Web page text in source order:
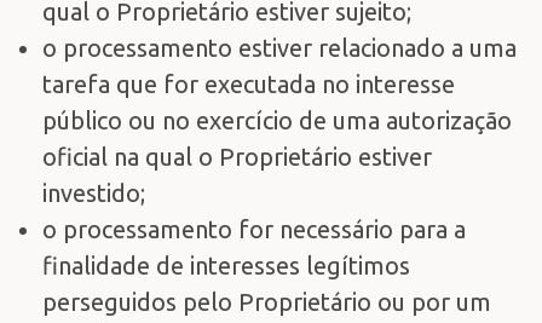
qual o Proprietário estiver sujeito;
o processamento estiver relacionado a uma
tarefa que for executada no interesse
público ou no exercício de uma autorização
oficial na qual o Proprietário estiver
investido;
o processamento for necessário para a
finalidade de interesses legítimos
perseguidos pelo Proprietário ou por um